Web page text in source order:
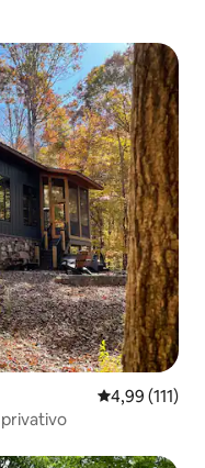
4,99 de uma
4,99 (111)